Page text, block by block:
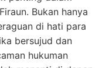
Bukan hanya
di hati para
bersujud dan
hukuman